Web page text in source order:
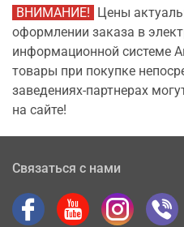
ВНИМАНИЕ! Цены
оформлении заказа в
информационной системе
товары при покупке
заведениях-партнерах
на сайте!
Связаться с нами